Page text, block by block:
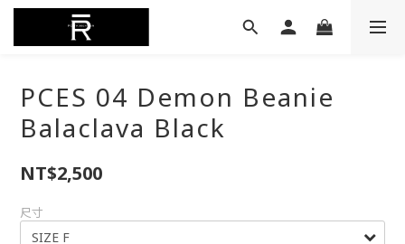
PCES 04 Demon Beanie
Balaclava Black
NT$2,500
尺寸